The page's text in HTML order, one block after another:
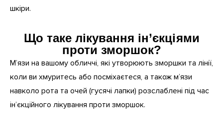
шкіри.
Що таке лікування ін’єкціями
проти зморшок?
М’язи на вашому обличчі, які утворюють зморшки та лінії,
коли ви хмуритесь або посміхаєтеся, а також м’язи
навколо рота та очей (гусячі лапки) розслаблені під час
ін’єкційного лікування проти зморшок.